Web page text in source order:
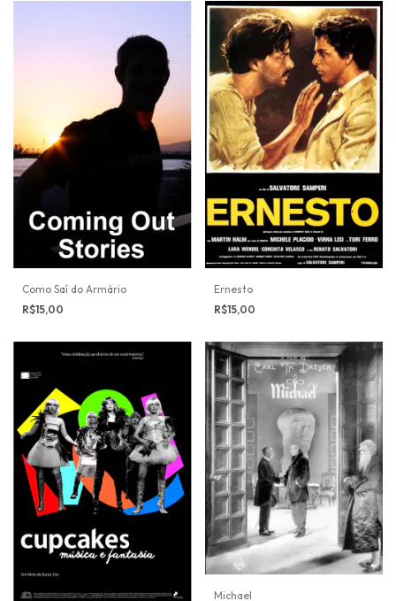
Como Saí do Armário
R$15,00
Ernesto
R$15,00
Michael